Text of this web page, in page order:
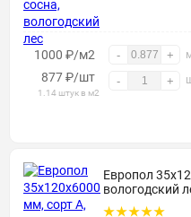
1000 ₽/м2 - +
877₽/шт
1.14 штук в м2
- +
Европол
вологодский